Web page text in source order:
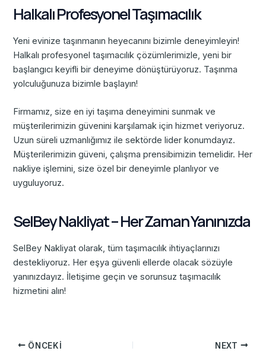
Halkalı Profesyonel Taşımacılık
Yeni evinize taşınmanın heyecanını bizimle deneyimleyin!
Halkalı profesyonel taşımacılık çözümlerimizle, yeni bir
başlangıcı keyifli bir deneyime dönüştürüyoruz. Taşınma
yolculuğunuza bizimle başlayın!
Firmamız, size en iyi taşıma deneyimini sunmak ve
müşterilerimizin güvenini karşılamak için hizmet veriyoruz.
Uzun süreli uzmanlığımız ile sektörde lider konumdayız.
Müşterilerimizin güveni, çalışma prensibimizin temelidir. Her
nakliye işlemini, size özel bir deneyimle planlıyor ve
uyguluyoruz.
SelBey Nakliyat – Her Zaman Yanınızda
SelBey Nakliyat olarak, tüm taşımacılık ihtiyaçlarınızı
destekliyoruz. Her eşya güvenli ellerde olacak sözüyle
yanınızdayız. İletişime geçin ve sorunsuz taşımacılık
hizmetini alın!
ÖNCEKI NEXT